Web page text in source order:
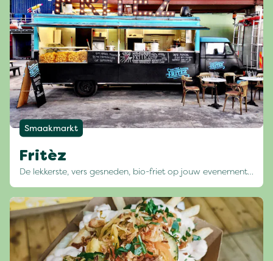
Smaakmarkt
Fritèz
De lekkerste, vers gesneden, bio-friet op jouw evenement…